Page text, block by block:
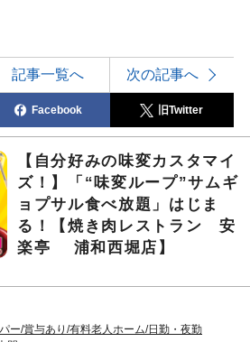
記事一覧へ 次の記事へ
Facebook 旧Twitter
【自分好みの味変カスタマイ
ズ！】「“味変ループ”サムギ
ョプサル食べ放題」はじま
る！【焼き肉レストラン 安
楽亭 浦和西堀店】
ー/賞与あり/有料老人ホーム/日勤・夜勤